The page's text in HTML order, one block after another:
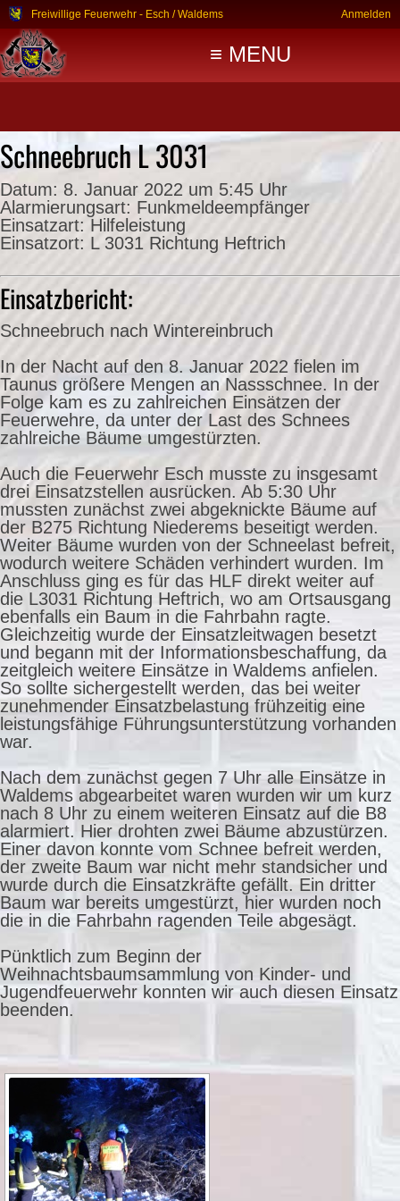
Freiwillige Feuerwehr - Esch / Waldems Anmelden
≡ MENU
Schneebruch L 3031
Datum: 8. Januar 2022 um 5:45 Uhr
Alarmierungsart: Funkmeldeempfänger
Einsatzart: Hilfeleistung
Einsatzort: L 3031 Richtung Heftrich
Einsatzbericht:
Schneebruch nach Wintereinbruch
In der Nacht auf den 8. Januar 2022 fielen im
Taunus größere Mengen an Nassschnee. In der
Folge kam es zu zahlreichen Einsätzen der
Feuerwehre, da unter der Last des Schnees
zahlreiche Bäume umgestürzten.
Auch die Feuerwehr Esch musste zu insgesamt
drei Einsatzstellen ausrücken. Ab 5:30 Uhr
mussten zunächst zwei abgeknickte Bäume auf
der B275 Richtung Niederems beseitigt werden.
Weiter Bäume wurden von der Schneelast befreit,
wodurch weitere Schäden verhindert wurden. Im
Anschluss ging es für das HLF direkt weiter auf
die L3031 Richtung Heftrich, wo am Ortsausgang
ebenfalls ein Baum in die Fahrbahn ragte.
Gleichzeitig wurde der Einsatzleitwagen besetzt
und begann mit der Informationsbeschaffung, da
zeitgleich weitere Einsätze in Waldems anfielen.
So sollte sichergestellt werden, das bei weiter
zunehmender Einsatzbelastung frühzeitig eine
leistungsfähige Führungsunterstützung vorhanden
war.
Nach dem zunächst gegen 7 Uhr alle Einsätze in
Waldems abgearbeitet waren wurden wir um kurz
nach 8 Uhr zu einem weiteren Einsatz auf die B8
alarmiert. Hier drohten zwei Bäume abzustürzen.
Einer davon konnte vom Schnee befreit werden,
der zweite Baum war nicht mehr standsicher und
wurde durch die Einsatzkräfte gefällt. Ein dritter
Baum war bereits umgestürzt, hier wurden noch
die in die Fahrbahn ragenden Teile abgesägt.
Pünktlich zum Beginn der
Weihnachtsbaumsammlung von Kinder- und
Jugendfeuerwehr konnten wir auch diesen Einsatz
beenden.